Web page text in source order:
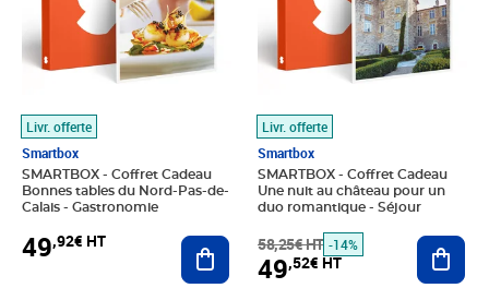
Livr. offerte
Smartbox
SMARTBOX - Coffret Cadeau
Bonnes tables du Nord-Pas-de-
Calais - Gastronomie
49,92€ HT Ajouter au panier
Livr. offerte
Smartbox
SMARTBOX - Coffret Cadeau
Une nuit au château pour un
duo romantique - Séjour
58,25€ HT -14%
49,52€ HT